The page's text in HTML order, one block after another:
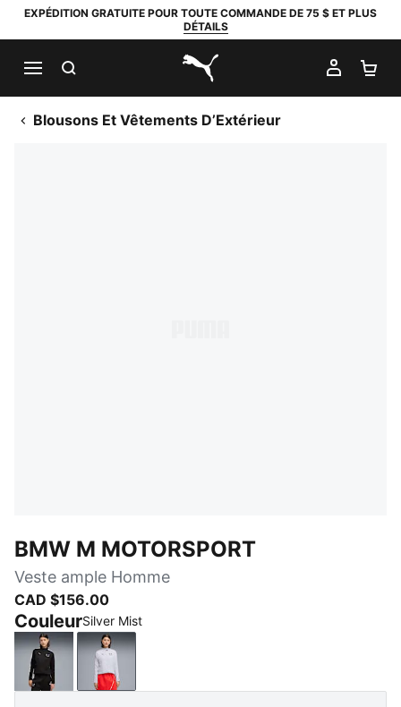
EXPÉDITION GRATUITE POUR TOUTE COMMANDE DE 75 $ ET PLUS
DÉTAILS
PUMA.com
MON
Blousons Et Vêtements D​​​​​​​’extérieur
BMW M MOTORSPORT
Veste ample Homme
CAD $156.00
CouleurSilver Mist
PUMA BlackSilver Mist